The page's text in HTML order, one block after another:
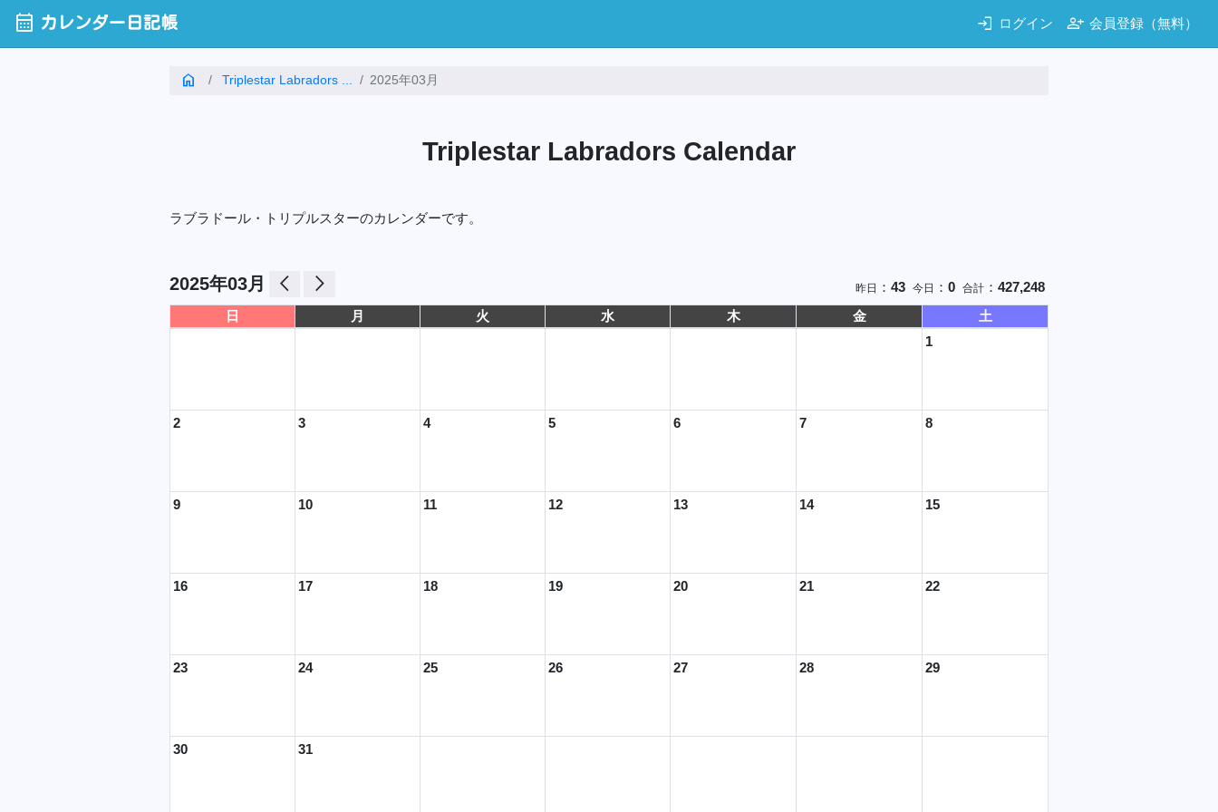
calendar_month カレンダー日記帳 login ログイン person_add 会員登録（無料）
home Triplestar Labradors ... 2025年03月
Triplestar Labradors Calendar
ラブラドール・トリプルスターのカレンダーです。
2025年03月 arrow_back_ios arrow_forward_ios 昨日 ： 43 今日 ： 0 合計 ： 427,248
日
月 火 水 木 金
土
1
2 3 4 5 6 7 8
9 10 11 12 13 14 15
16 17 18 19 20 21 22
23 24 25 26 27 28 29
30 31